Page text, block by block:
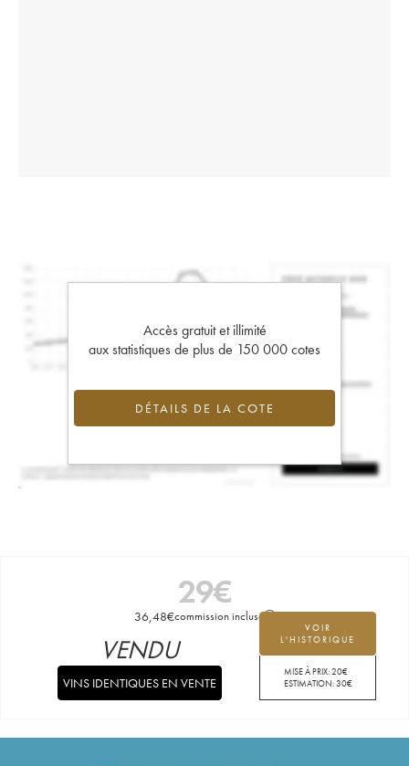
Accès gratuit et illimité
aux statistiques de plus de 150 000 cotes
DÉTAILS DE LA COTE
29€
36,48€commission incluse
VOIR
L'HISTORIQUE
MISE À PRIX:20€
ESTIMATION:30€
VENDU
VINS IDENTIQUES EN VENTE